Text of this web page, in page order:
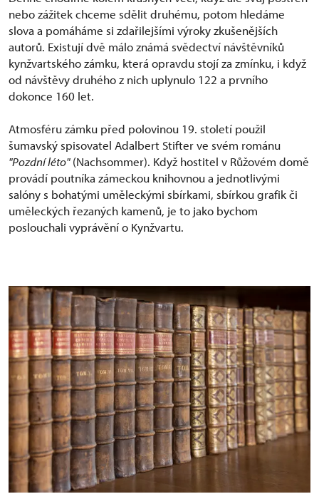
nebo zážitek chceme sdělit druhému, potom hledáme
slova a pomáháme si zdařilejšími výroky zkušenějších
autorů. Existují dvě málo známá svědectví návštěvníků
kynžvartského zámku, která opravdu stojí za zmínku, i když
od návštěvy druhého z nich uplynulo 122 a prvního
dokonce 160 let.
Atmosféru zámku před polovinou 19. století použil
šumavský spisovatel Adalbert Stifter ve svém románu
"Pozdní léto"(Nachsommer). Když hostitel v Růžovém domě
provádí poutníka zámeckou knihovnou a jednotlivými
salóny s bohatými uměleckými sbírkami, sbírkou grafik či
uměleckých řezaných kamenů, je to jako bychom
poslouchali vyprávění o Kynžvartu.